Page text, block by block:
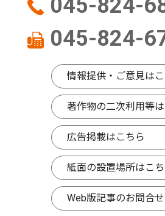
045-824-
045-824-
情報提供・ご意見は
著作物の二次利用等
広告掲載はこちら
紙面の設置場所はこ
Web版記事のお問合